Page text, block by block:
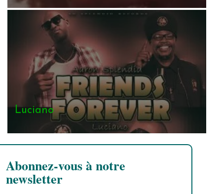
Luciano
Abonnez-vous à notre
newsletter